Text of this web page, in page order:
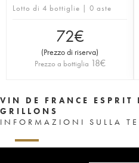
Lotto di 4 bottiglie | 0 aste
72€
(Prezzo di riserva)
Prezzo a bottiglia 18€
VIN DE FRANCE ESPRIT
GRILLONS
INFORMAZIONI SULLA